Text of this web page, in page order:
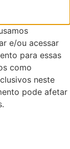
e/ou acessar
para essas
como
neste
pode afetar